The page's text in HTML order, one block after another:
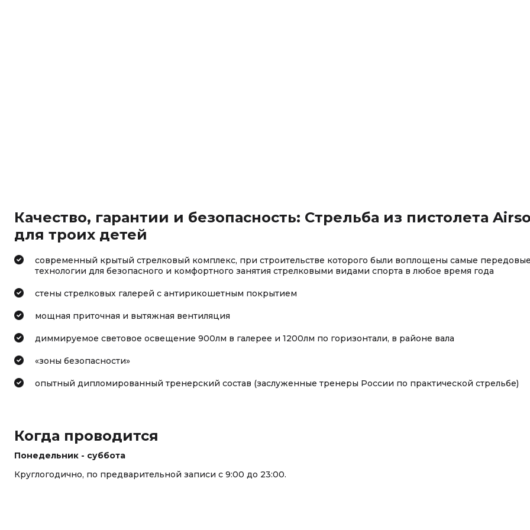
Качество, гарантии и безопасность: Стрельба из пистолета
для троих детей
cовременный крытый стрелковый комплекс, при строительстве которого были воплощены самые
технологии для безопасного и комфортного занятия стрелковыми видами спорта в любое время года
стены стрелковых галерей с антирикошетным покрытием
мощная приточная и вытяжная вентиляция
диммируемое световое освещение 900лм в галерее и 1200лм по горизонтали, в районе вала
«зоны безопасности»
опытный дипломированный тренерский состав (заслуженные тренеры России по практической стрельбе)
Когда проводится
Понедельник - суббота
Круглогодично, по предварительной записи с 9:00 до 23:00.